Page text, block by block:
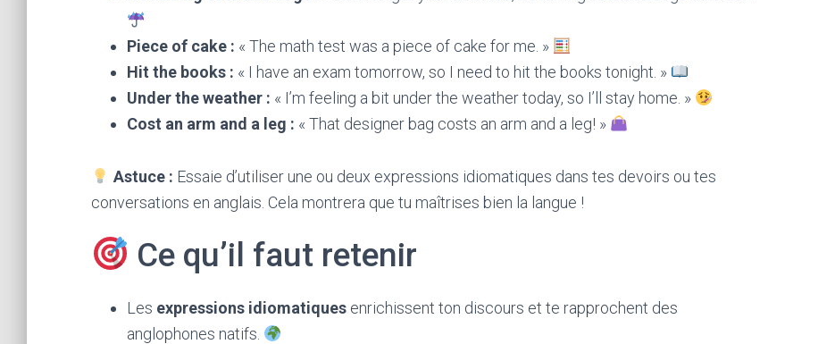
Piece of cake : « The math test was a piece of cake for me. »
Hit the books : « I have an exam tomorrow, so I need to hit the books tonight. »
Under the weather : « I’m feeling a bit under the weather today, so I’ll stay home. »
Cost an arm and a leg : « That designer bag costs an arm and a leg! »
Astuce : Essaie d’utiliser une ou deux expressions idiomatiques dans tes devoirs ou tes
conversations en anglais. Cela montrera que tu maîtrises bien la langue !
Ce qu’il faut retenir
Les expressions idiomatiques enrichissent ton discours et te rapprochent des
anglophones natifs.